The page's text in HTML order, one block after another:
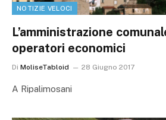
NOTIZIE VELOCI
L’amministrazione
operatori economici
Di MoliseTabloid 28 Giugno 2017
A Ripalimosani